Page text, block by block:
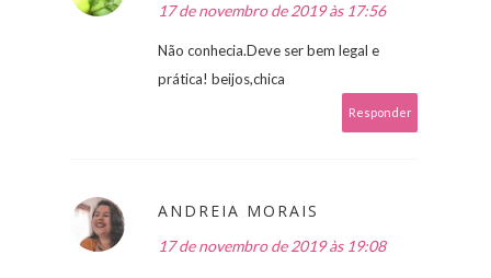
17 de novembro de 2019 às 17:56
Não conhecia.Deve ser bem legal e
prática! beijos,chica
Responder
ANDREIA MORAIS
17 de novembro de 2019 às 19:08